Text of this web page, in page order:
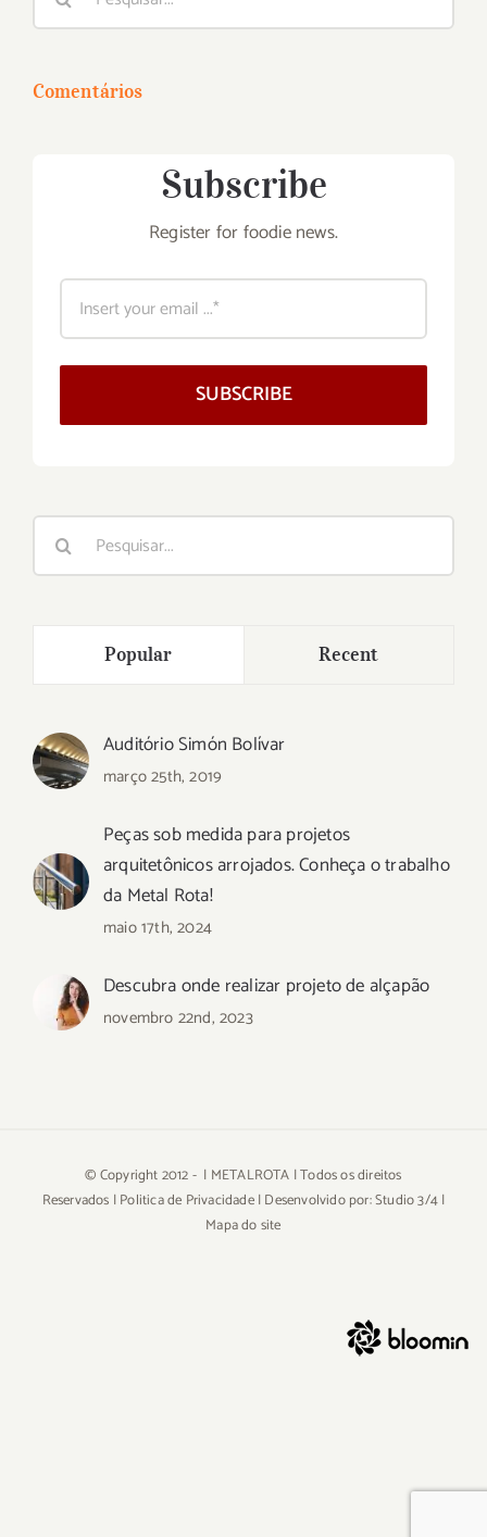
resultados
Comentários
Subscribe
Register for foodie news.
SUBSCRIBE
Buscar
resultados
Popular Recent
Auditório Simón Bolívar
março 25th, 2019
Peças sob medida para projetos
arquitetônicos arrojados. Conheça o trabalho
da Metal Rota!
maio 17th, 2024
Descubra onde realizar projeto de alçapão
novembro 22nd, 2023
© Copyright 2012 - | METALROTA | Todos os direitos
Reservados |Politica de Privacidade| Desenvolvido por:Studio 3/4|
Mapa do site